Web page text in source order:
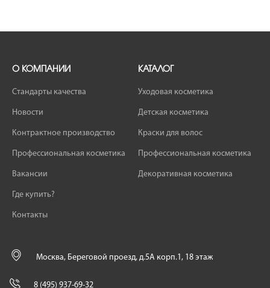
О КОМПАНИИ
Стандарты качества
Новости
Контрактное производство
Профессиональная косметика
Вакансии
Где купить?
Контакты
КАТАЛОГ
Уходовая косметика
Детская косметика
Краски для волос
Профессиональная косметика
Декоративная косметика
Москва, Береговой проезд, д.5А корп.1, 18 этаж
8 (495) 937-69-32